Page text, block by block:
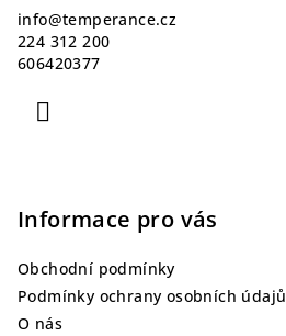
info@temperance.cz
224 312 200
606420377
Informace pro vás
Obchodní podmínky
Podmínky ochrany osobních údajů
O nás